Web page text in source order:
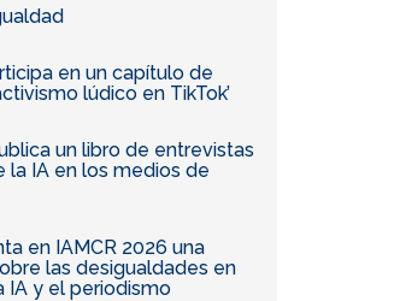
en un capítulo de
lúdico en TikTok’
un libro de entrevistas
la IA en los medios de
en IAMCR 2026 una
las desigualdades en
IA y el periodismo